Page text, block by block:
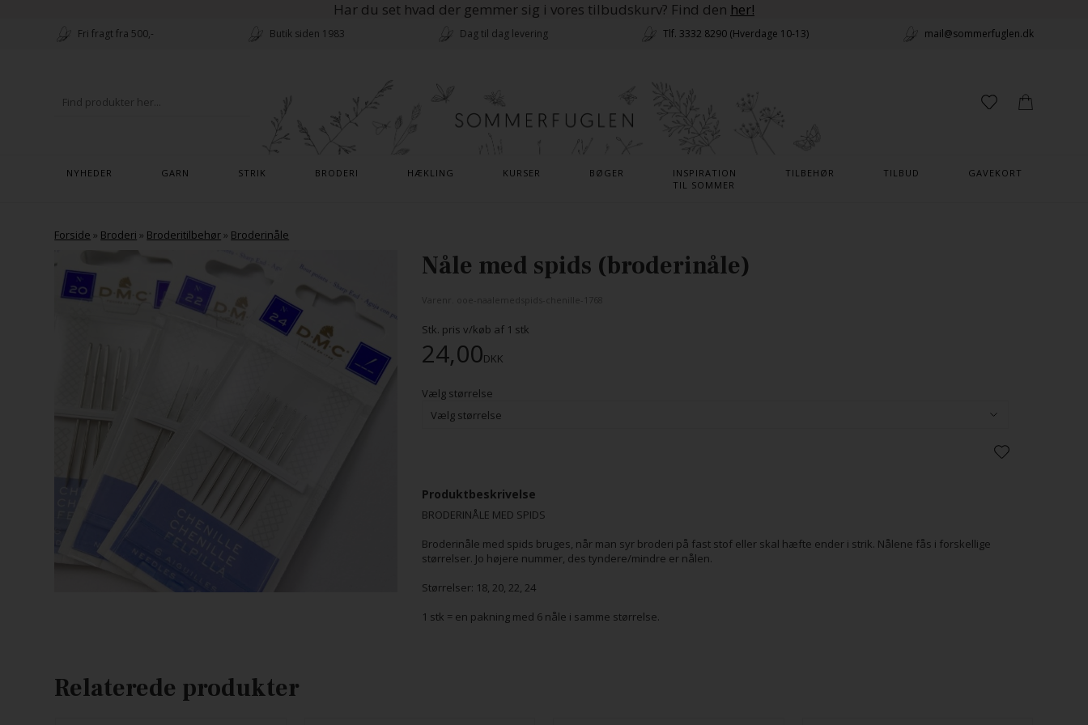
Har du set hvad der gemmer sig i vores tilbudskurv? Find den her!
Fri fragt fra 500,- Butik siden 1983 Dag til dag levering Tlf. 3332 8290 (Hverdage 10-13) mail@sommerfuglen.dk
NYHEDER GARN STRIK BRODERI HÆKLING KURSER BØGER
INSPIRATION
TIL SOMMER
TILBEHØR TILBUD GAVEKORT
Forside » Broderi » Broderitilbehør» Broderinåle
Nåle med spids (broderinåle)
ooe-naalemedspids-chenille-1768
Stk. pris v/køb af 1 stk
24,00DKK
Vælg størrelse
Produktbeskrivelse
BRODERINÅLE MED SPIDS
Broderinåle med spids bruges, når man syr broderi på fast stof eller skal hæfte ender i strik. Nålene fås i forskellige
størrelser. Jo højere nummer, des tyndere/mindre er nålen.
Størrelser: 18, 20, 22, 24
1 stk = en pakning med 6 nåle i samme størrelse.
Relaterede produkter